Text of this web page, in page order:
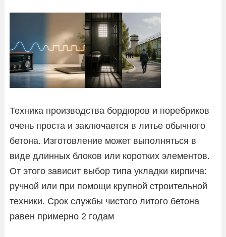
Техника производства бордюров и поребриков
очень проста и заключается в литье обычного
бетона. Изготовление может выполняться в
виде длинных блоков или коротких элементов.
От этого зависит выбор типа укладки кирпича:
ручной или при помощи крупной строительной
техники. Срок службы чистого литого бетона
равен примерно 2 годам